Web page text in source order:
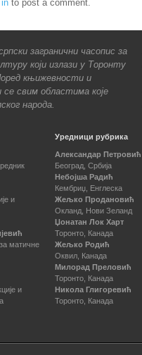
in to post a comment.
загранични часопис за
који излази у Торонту
књижевности и
свим областима које
народа.
и
матичне
и
Уредници рубрика
Александар Петровић
Београд, Србија
Небојша Радић
Кембриџ, Енглеска
Жељко Продановић
Окланд, Нови Зеланд
Џонатан Лок Харт
Торонто, Канада
Жељко Родић
Оквил, Канада
Милорад Преловић
Торонто, Канада
Никола Глигоревић
Торонто, Канада